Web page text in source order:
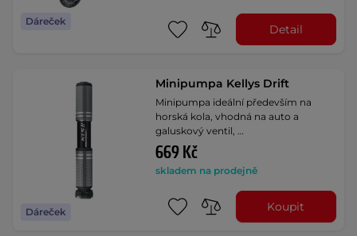
Dáreček
Detail
Dáreček
Minipumpa Kellys Drift
Minipumpa ideální především na
horská kola, vhodná na auto a
galuskový ventil, …
669 Kč
skladem na prodejně
Koupit